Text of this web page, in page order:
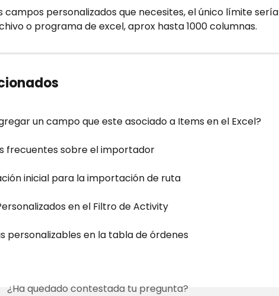
campos personalizados que necesites, el único límite sería
o programa de excel, aprox hasta 1000 columnas.
un campo que este asociado a Items en el Excel?
frecuentes sobre el importador
inicial para la importación de ruta
en el Filtro de Activity
personalizables en la tabla de órdenes
¿Ha quedado contestada tu pregunta?